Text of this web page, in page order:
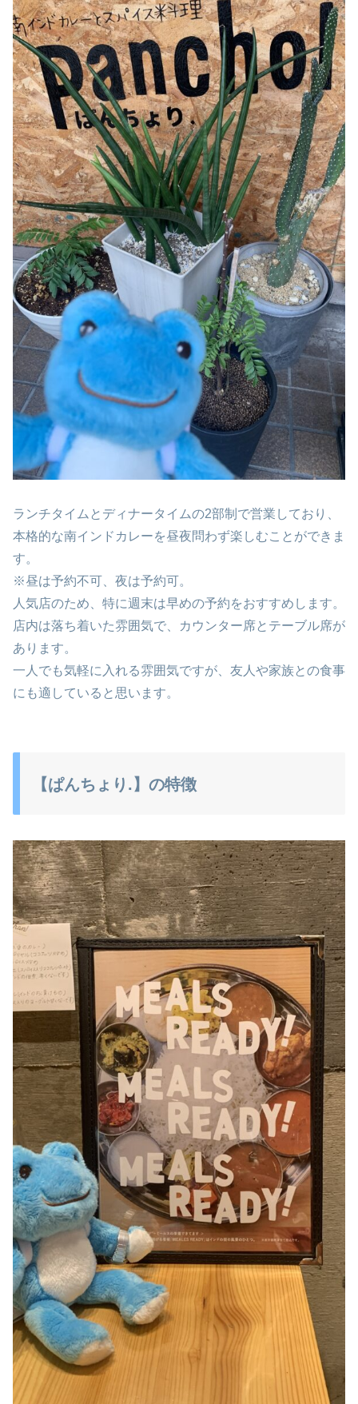
ランチタイムとディナータイムの2部制で営業しており、
本格的な南インドカレーを昼夜問わず楽しむことができま
す。
※昼は予約不可、夜は予約可。
人気店のため、特に週末は早めの予約をおすすめします。
店内は落ち着いた雰囲気で、カウンター席とテーブル席が
あります。
一人でも気軽に入れる雰囲気ですが、友人や家族との食事
にも適していると思います。
【ぱんちょり.】の特徴